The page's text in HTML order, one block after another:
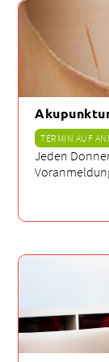
TERMIN AUF
Jeden